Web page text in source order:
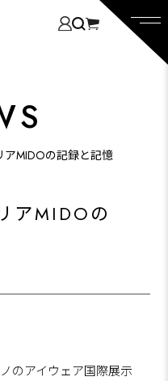
アMIDOの記録と記憶
アMIDOの
のアイウェア国際展示